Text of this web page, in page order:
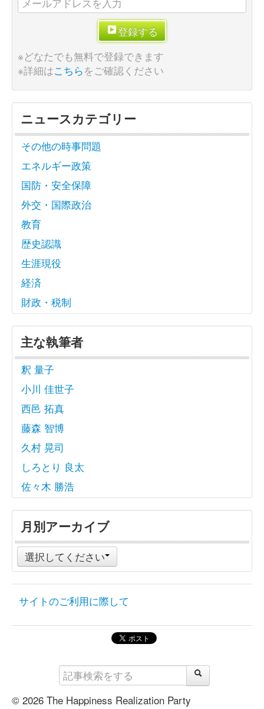
登録する
※どなたでも無料で登録できます
※詳細はこちらをご確認ください
ニュースカテゴリー
その他の時事問題
エネルギー政策
国防・安全保障
外交・国際政治
教育
歴史認識
生涯現役
経済
財政・税制
主な執筆者
釈 量子
小川 佳世子
西邑 拓真
藤森 智博
久村 晃司
しろとり 良太
佐々木 勝浩
月別アーカイブ
選択してください
サイトのご利用に際して
© 2026 The Happiness Realization Party